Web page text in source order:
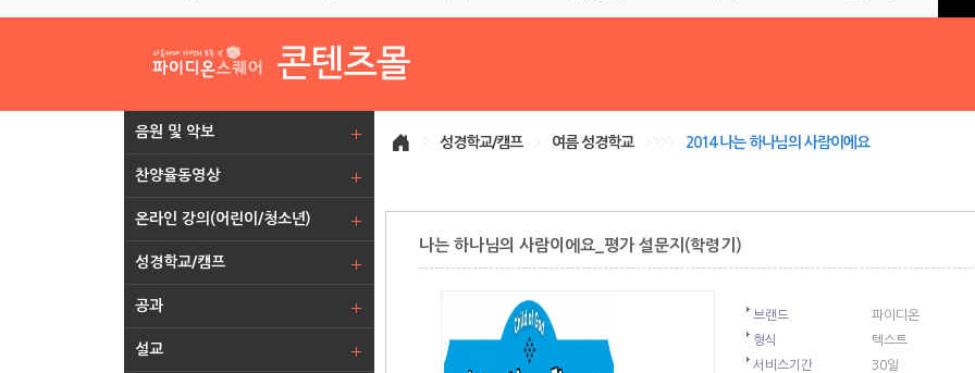
음원 및 악보
찬양율동영상
온라인 강의(어린이/청소년)
성경학교/캠프
공과
설교
성경학교/캠프 여름 성경학교 2014 나는 하나님의 사람이에요
나는 하나님의 사람이에요_평가 설문지(학령기)
브랜드
파이디온
형식
텍스트
서비스기간
30일